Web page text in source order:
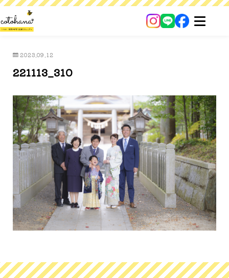
2023.09.12
221113_310